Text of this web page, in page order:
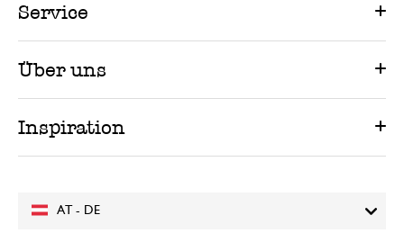
AT - DE
Service
Über uns
Inspiration